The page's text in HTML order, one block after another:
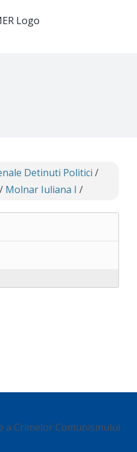
Detinuti Politici /
/ Molnar Iuliana I /